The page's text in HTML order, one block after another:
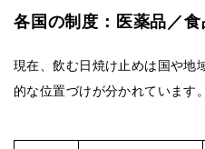
各国の制度：医薬品／
現在、飲む日焼け止めは国や地
的な位置づけが分かれています。